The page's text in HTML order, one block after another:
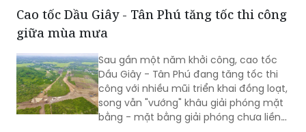
Cao tốc Dầu Giây - Tân Phú tăng tốc thi công
giữa mùa mưa
Sau gần một năm khởi công, cao tốc
Dầu Giây - Tân Phú đang tăng tốc thi
công với nhiều mũi triển khai đồng loạt,
song vẫn "vướng" khâu giải phóng mặt
bằng - mặt bằng giải phóng chưa liền